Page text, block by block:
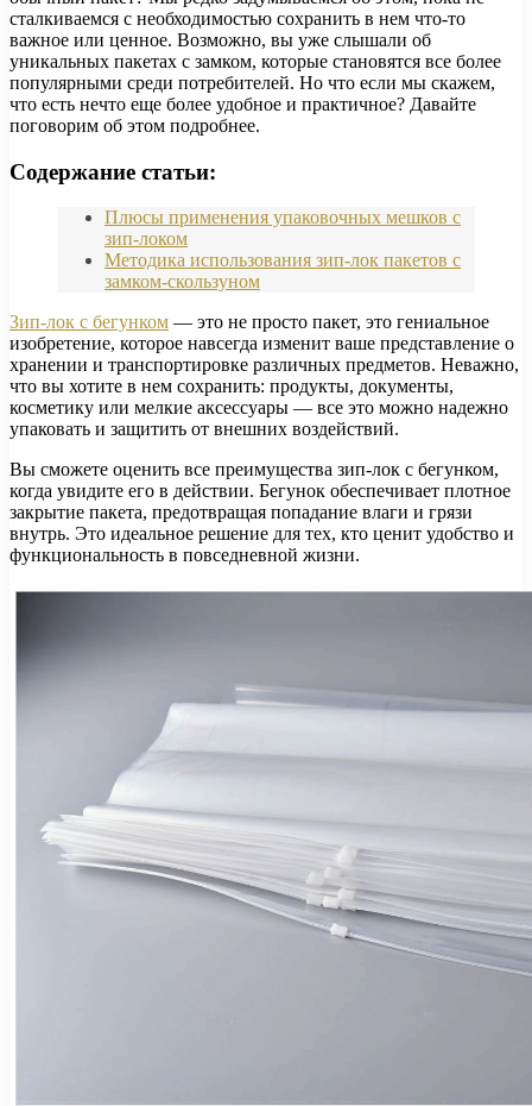
сталкиваемся с необходимостью сохранить в нем что-то
важное или ценное. Возможно, вы уже слышали об
уникальных пакетах с замком, которые становятся все более
популярными среди потребителей. Но что если мы скажем,
что есть нечто еще более удобное и практичное? Давайте
поговорим об этом подробнее.
Содержание статьи:
Плюсы применения упаковочных мешков с
зип-локом
Методика использования зип-лок пакетов с
замком-скользуном
Зип-лок с бегунком — это не просто пакет, это гениальное
изобретение, которое навсегда изменит ваше представление о
хранении и транспортировке различных предметов. Неважно,
что вы хотите в нем сохранить: продукты, документы,
косметику или мелкие аксессуары — все это можно надежно
упаковать и защитить от внешних воздействий.
Вы сможете оценить все преимущества зип-лок с бегунком,
когда увидите его в действии. Бегунок обеспечивает плотное
закрытие пакета, предотвращая попадание влаги и грязи
внутрь. Это идеальное решение для тех, кто ценит удобство и
функциональность в повседневной жизни.